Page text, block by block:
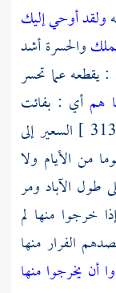
ولقد أوحي إليك
والحسرة أشد
يقطعه عما تحسر
همأي : بفائت
السعير إلى
من الأيام ولا
طول الآباد ومر
خرجوا منها لم
الفرار منها
أن يخرجوا منها